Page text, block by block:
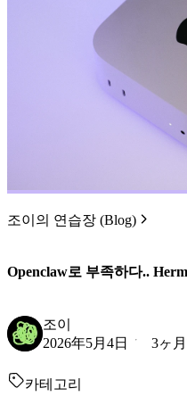
조이의 연습장 (Blog)
Openclaw로 부족하다..
조이
2026年5月4日
3ヶ
카테고리